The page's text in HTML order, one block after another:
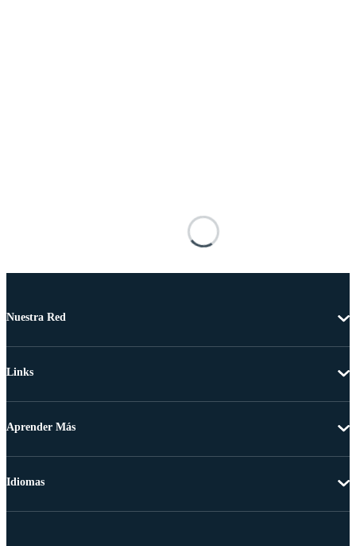
Nuestra Red
Links
Aprender Más
Idiomas